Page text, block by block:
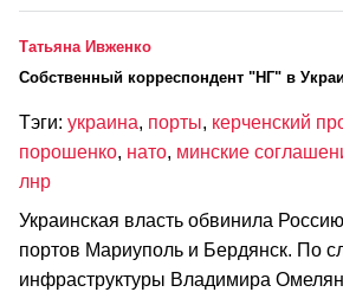
Татьяна Ивженко
Cобственный корреспондент "НГ" в
Тэги: украина, порты, керченский
порошенко, нато, минские
лнр
Украинская власть обвинила
портов Мариуполь и Бердянск. По
инфраструктуры Владимира